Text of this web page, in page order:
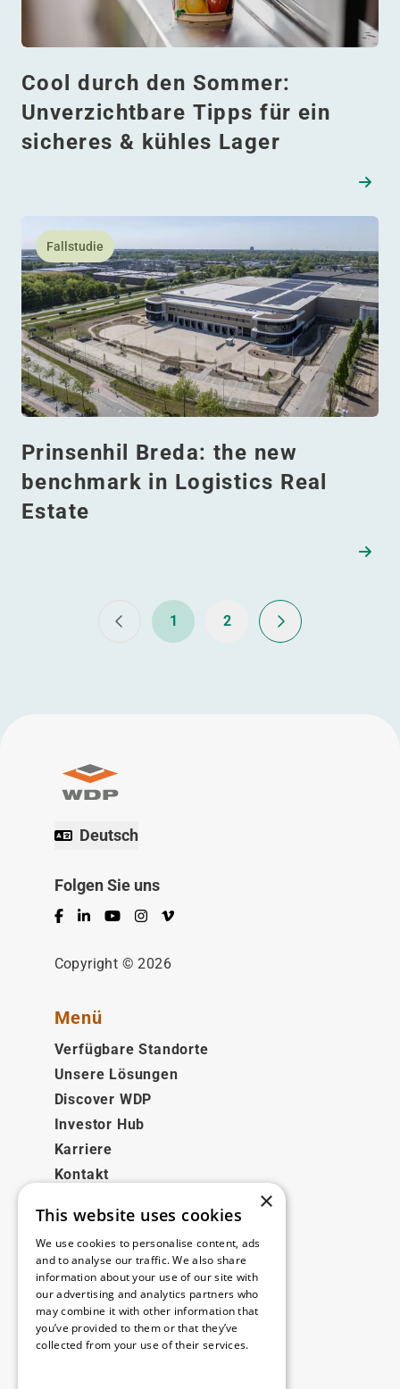
Cool durch den Sommer:
Unverzichtbare Tipps für ein
sicheres & kühles Lager
Fallstudie
Prinsenhil Breda: the new
benchmark in Logistics Real
Estate
Lesen Sie mehr daüber Prinsenhil Breda: the new
1 2
Deutsch
Folgen Sie uns
Facebook
LinkedInYouTubeInstagram
Vimeo
Copyright © 2026
Menü
Verfügbare Standorte
Unsere Lösungen
Discover WDP
Investor Hub
Karriere
Kontakt
Rechtliches
Disclaimer
Privacy policy
Cookie policy
×
This website uses cookies
We use cookies to personalise content, ads
and to analyse our traffic. We also share
information about your use of our site with
our advertising and analytics partners who
may combine it with other information that
you’ve provided to them or that they’ve
collected from your use of their services.